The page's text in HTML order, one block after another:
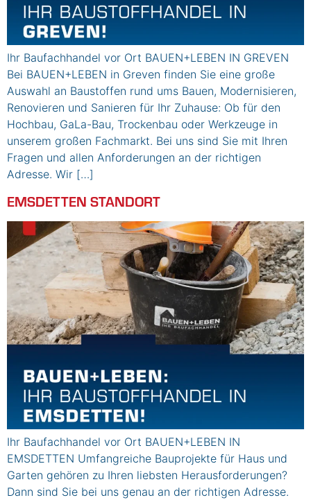
Ihr Baufachhandel vor Ort BAUEN+LEBEN IN GREVEN
Bei BAUEN+LEBEN in Greven finden Sie eine große
Auswahl an Baustoffen rund ums Bauen, Modernisieren,
Renovieren und Sanieren für Ihr Zuhause: Ob für den
Hochbau, GaLa-Bau, Trockenbau oder Werkzeuge in
unserem großen Fachmarkt. Bei uns sind Sie mit Ihren
Fragen und allen Anforderungen an der richtigen
Adresse. Wir […]
EMSDETTEN STANDORT
Ihr Baufachhandel vor Ort BAUEN+LEBEN IN
EMSDETTEN Umfangreiche Bauprojekte für Haus und
Garten gehören zu Ihren liebsten Herausforderungen?
Dann sind Sie bei uns genau an der richtigen Adresse.